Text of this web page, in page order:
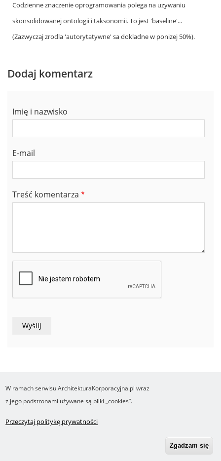
Codzienne znaczenie oprogramowania polega na uzywaniu
skonsolidowanej ontologii i taksonomii. To jest 'baseline'...
(Zazwyczaj zrodla 'autorytatywne' sa dokladne w ponizej 50%).
Dodaj komentarz
Imię i nazwisko
E-mail
Treść komentarza
COPYRIGHT ©2016-2026 Ośrodek Studiów nad Cyfrowym Państwem
Wykonanie i obsługa Yasne.pl
Footer
Regulamin Polityka prywatności
W ramach serwisu ArchitekturaKorporacyjna.pl wraz
z jego podstronami używane są pliki „cookies”.
Przeczytaj politykę prywatności
Zgadzam się